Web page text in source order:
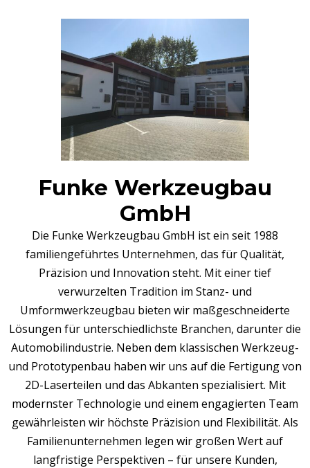
Funke Werkzeugbau
GmbH
Die Funke Werkzeugbau GmbH ist ein seit 1988
familiengeführtes Unternehmen, das für Qualität,
Präzision und Innovation steht. Mit einer tief
verwurzelten Tradition im Stanz- und
Umformwerkzeugbau bieten wir maßgeschneiderte
Lösungen für unterschiedlichste Branchen, darunter die
Automobilindustrie. Neben dem klassischen Werkzeug-
und Prototypenbau haben wir uns auf die Fertigung von
2D-Laserteilen und das Abkanten spezialisiert. Mit
modernster Technologie und einem engagierten Team
gewährleisten wir höchste Präzision und Flexibilität. Als
Familienunternehmen legen wir großen Wert auf
langfristige Perspektiven – für unsere Kunden,